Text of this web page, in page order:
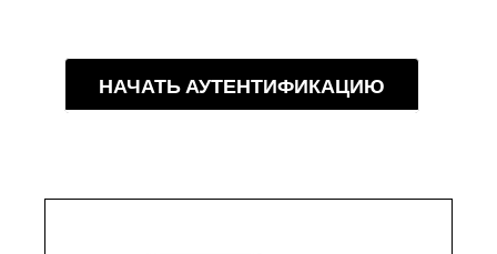
НАЧАТЬ АУТЕНТИФИКАЦИЮ